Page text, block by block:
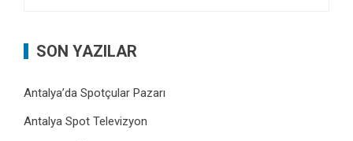
SON YAZILAR
Antalya’da Spotçular Pazarı
Antalya Spot Televizyon